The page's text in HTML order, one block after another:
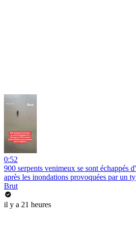
0:52
900 serpents venimeux se sont échappés
après les inondations provoquées par un
Brut
il y a 21 heures